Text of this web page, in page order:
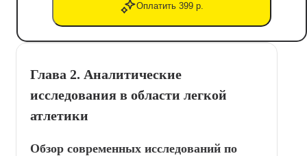
Оплатить 399 р.
Глава 2. Аналитические
исследования в области легкой
атлетики
Обзор современных исследований по